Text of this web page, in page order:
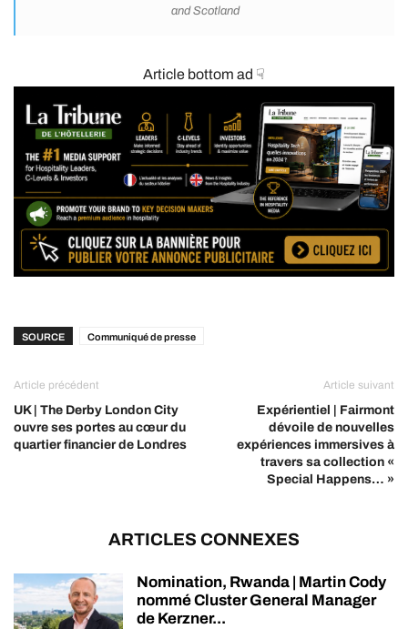
and Scotland
Article bottom ad ☟
SOURCE Communiqué de presse
Article précédent
UK | The Derby London City
ouvre ses portes au cœur du
quartier financier de Londres
Article suivant
Expérientiel | Fairmont
dévoile de nouvelles
expériences immersives à
travers sa collection «
Special Happens… »
ARTICLES CONNEXES
Nomination, Rwanda | Martin Cody
nommé Cluster General Manager
de Kerzner...